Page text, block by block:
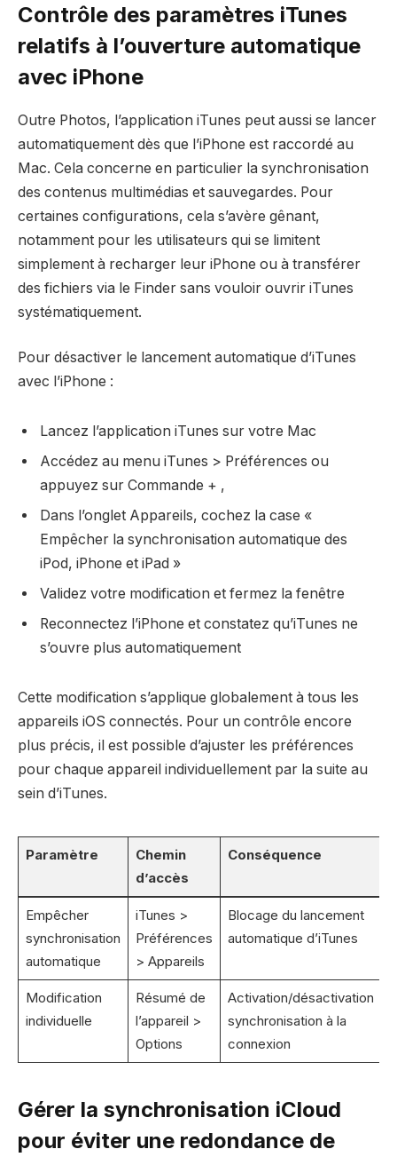
Contrôle des paramètres iTunes
relatifs à l’ouverture automatique
avec iPhone
Outre Photos, l’application iTunes peut aussi se lancer
automatiquement dès que l’iPhone est raccordé au
Mac. Cela concerne en particulier la synchronisation
des contenus multimédias et sauvegardes. Pour
certaines configurations, cela s’avère gênant,
notamment pour les utilisateurs qui se limitent
simplement à recharger leur iPhone ou à transférer
des fichiers via le Finder sans vouloir ouvrir iTunes
systématiquement.
Pour désactiver le lancement automatique d’iTunes
avec l’iPhone :
Lancez l’application iTunes sur votre Mac
Accédez au menu iTunes > Préférences ou
appuyez sur Commande + ,
Dans l’onglet Appareils, cochez la case «
Empêcher la synchronisation automatique des
iPod, iPhone et iPad »
Validez votre modification et fermez la fenêtre
Reconnectez l’iPhone et constatez qu’iTunes ne
s’ouvre plus automatiquement
Cette modification s’applique globalement à tous les
appareils iOS connectés. Pour un contrôle encore
plus précis, il est possible d’ajuster les préférences
pour chaque appareil individuellement par la suite au
sein d’iTunes.
Paramètre
Chemin
d’accès
Conséquence
Empêcher
synchronisation
automatique
iTunes >
Préférences
> Appareils
Blocage du lancement
automatique d’iTunes
Modification
individuelle
Résumé de
l’appareil >
Options
Activation/désactivation
synchronisation à la
connexion
Gérer la synchronisation iCloud
pour éviter une redondance de